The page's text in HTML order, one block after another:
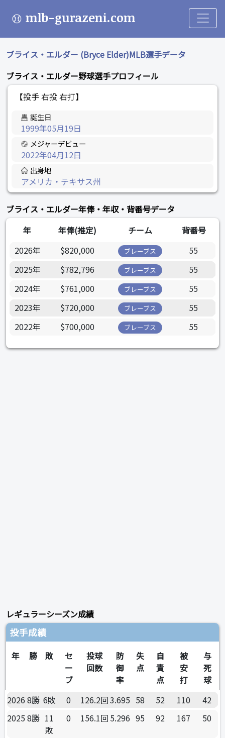
mlb-gurazeni.com
ブライス・エルダー (Bryce Elder)MLB選手データ
ブライス・エルダー野球選手プロフィール
【投手 右投 右打】
誕生日
1999年05月19日
メジャーデビュー
2022年04月12日
出身地
アメリカ・テキサス州
ブライス・エルダー年俸・年収・背番号データ
年
年俸(推定) チーム
背番号
2026年
$820,000 ブレーブス
55
2025年
$782,796 ブレーブス
55
2024年
$761,000 ブレーブス
55
2023年
$720,000 ブレーブス
55
2022年
$700,000 ブレーブス 55
レギュラーシーズン成績
投手成績
年 勝 敗
セ
ー
ブ
投球
回数
防
御
率
失
点
自
責
点
被
安
打
与
死
球
2026 8勝 6敗 0 126.2回3.695 58 52 110
42
2025 8勝 11
敗
0 156.1回 5.296 95 92 167 50